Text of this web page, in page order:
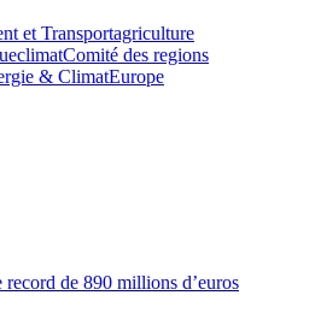
et Transportagriculture
climatComité des regions
& ClimatEurope
record de 890 millions d’euros